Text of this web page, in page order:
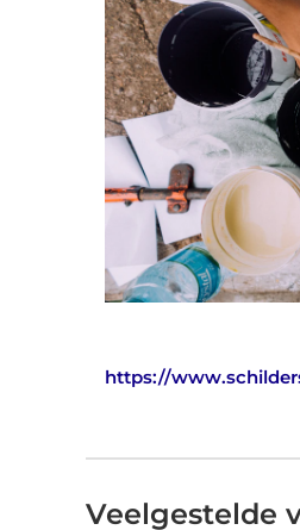
https://
Veelgestelde